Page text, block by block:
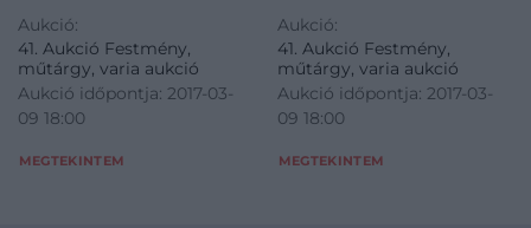
Aukció:
41. Aukció Festmény,
műtárgy, varia aukció
Aukció időpontja: 2017-03-
09 18:00
MEGTEKINTEM
Aukció:
41. Aukció Festmény,
műtárgy, varia aukció
Aukció időpontja: 2017-03-
09 18:00
MEGTEKINTEM